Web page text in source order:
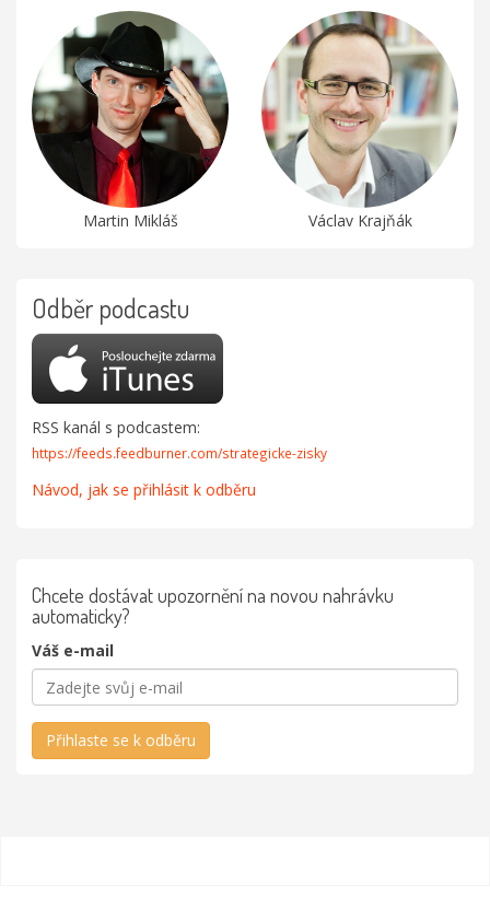
Martin Mikláš Václav Krajňák
Odběr podcastu
RSS kanál s podcastem:
https://feeds.feedburner.com/strategicke-zisky
Návod, jak se přihlásit k odběru
Chcete dostávat upozornění na novou nahrávku
automaticky?
Váš e-mail
Přihlaste se k odběru